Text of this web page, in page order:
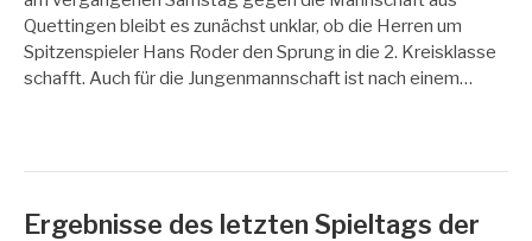
Quettingen bleibt es zunächst unklar, ob die Herren um
Spitzenspieler Hans Roder den Sprung in die 2. Kreisklasse
schafft. Auch für die Jungenmannschaft ist nach einem…
Ergebnisse des letzten Spieltags der